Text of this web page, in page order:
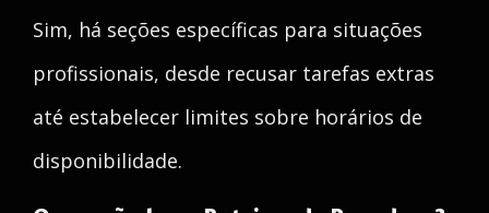
Sim, há seções específicas para situações
profissionais, desde recusar tarefas extras
até estabelecer limites sobre horários de
disponibilidade.